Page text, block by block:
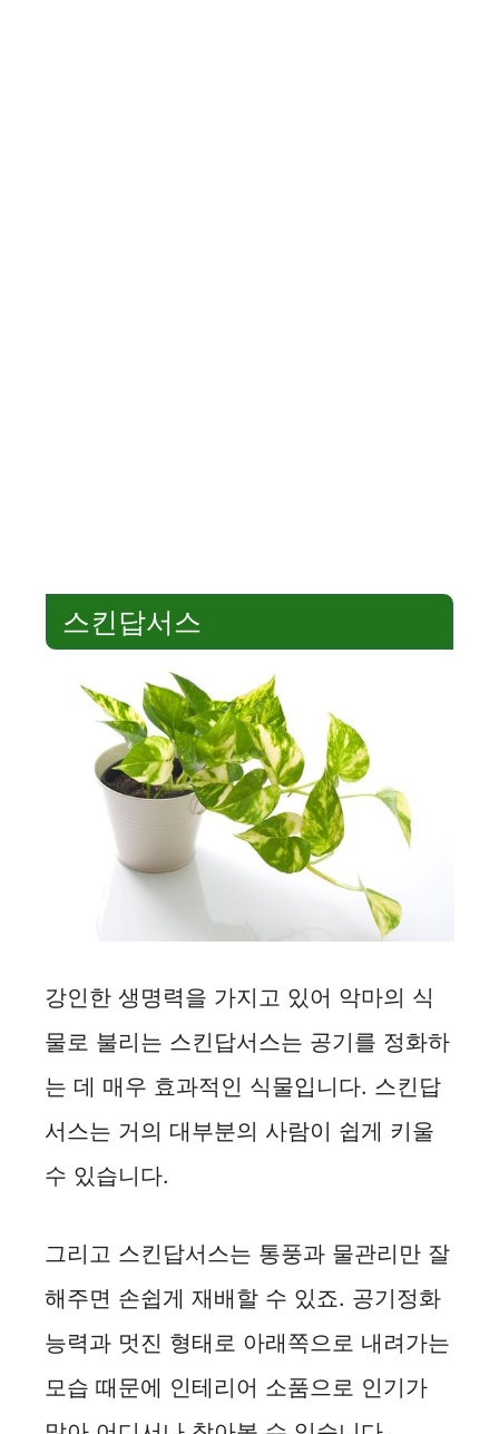
스킨답서스
강인한 생명력을 가지고 있어 악마의 식
물로 불리는 스킨답서스는 공기를 정화하
는 데 매우 효과적인 식물입니다. 스킨답
서스는 거의 대부분의 사람이 쉽게 키울
수 있습니다.
그리고 스킨답서스는 통풍과 물관리만 잘
해주면 손쉽게 재배할 수 있죠. 공기정화
능력과 멋진 형태로 아래쪽으로 내려가는
모습 때문에 인테리어 소품으로 인기가